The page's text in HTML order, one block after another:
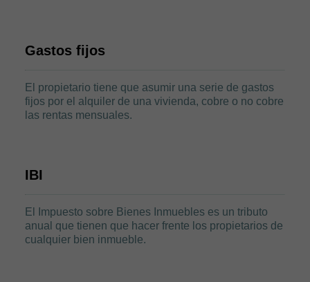
Gastos fijos
El propietario tiene que asumir una serie de gastos
fijos por el alquiler de una vivienda, cobre o no cobre
las rentas mensuales.
IBI
El Impuesto sobre Bienes Inmuebles es un tributo
anual que tienen que hacer frente los propietarios de
cualquier bien inmueble.